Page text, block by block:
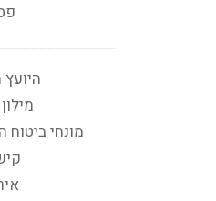
מונחי